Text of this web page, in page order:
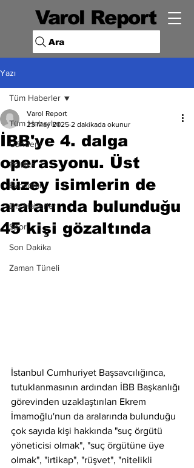
Varol Report
Ara
Yazı
Tüm Haberler
Gündem
Politika
Ekonomi
Dış Haberler
Spor
Son Dakika
Zaman Tüneli
Tüm Haberler
İBB'ye 4. dalga
operasyonu. Üst
düzey isimlerin de
aralarında bulunduğu
45 kişi gözaltında
Varol Report
23 May 2025 2 dakikada okunur
İstanbul Cumhuriyet Başsavcılığınca,
tutuklanmasının ardından İBB Başkanlığı
görevinden uzaklaştırılan Ekrem
İmamoğlu'nun da aralarında bulunduğu
çok sayıda kişi hakkında "suç örgütü
yöneticisi olmak", "suç örgütüne üye
olmak", "irtikap", "rüşvet", "nitelikli